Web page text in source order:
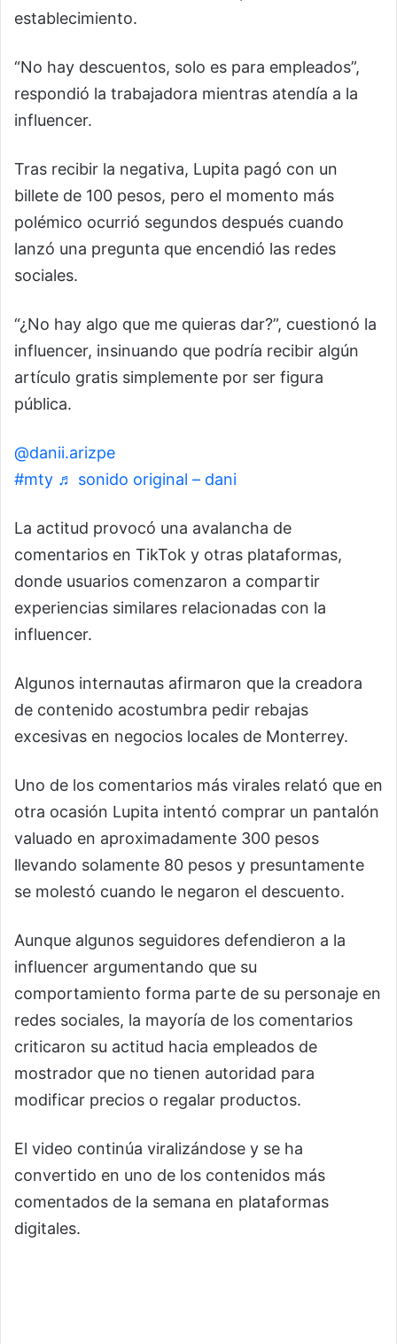
establecimiento.
“No hay descuentos, solo es para empleados”,
respondió la trabajadora mientras atendía a la
influencer.
Tras recibir la negativa, Lupita pagó con un
billete de 100 pesos, pero el momento más
polémico ocurrió segundos después cuando
lanzó una pregunta que encendió las redes
sociales.
“¿No hay algo que me quieras dar?”, cuestionó la
influencer, insinuando que podría recibir algún
artículo gratis simplemente por ser figura
pública.
@danii.arizpe
#mty ♬ sonido original – dani
La actitud provocó una avalancha de
comentarios en TikTok y otras plataformas,
donde usuarios comenzaron a compartir
experiencias similares relacionadas con la
influencer.
Algunos internautas afirmaron que la creadora
de contenido acostumbra pedir rebajas
excesivas en negocios locales de Monterrey.
Uno de los comentarios más virales relató que en
otra ocasión Lupita intentó comprar un pantalón
valuado en aproximadamente 300 pesos
llevando solamente 80 pesos y presuntamente
se molestó cuando le negaron el descuento.
Aunque algunos seguidores defendieron a la
influencer argumentando que su
comportamiento forma parte de su personaje en
redes sociales, la mayoría de los comentarios
criticaron su actitud hacia empleados de
mostrador que no tienen autoridad para
modificar precios o regalar productos.
El video continúa viralizándose y se ha
convertido en uno de los contenidos más
comentados de la semana en plataformas
digitales.